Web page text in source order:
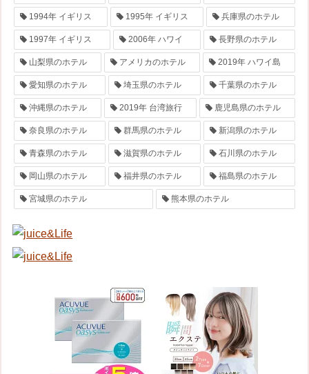
1994年 イギリス 1995年 イギリス 兵庫県のホテル
1997年 イギリス 2006年 ハワイ 長野県のホテル
山梨県のホテル アメリカのホテル 2019年 ハワイ島
愛知県のホテル 埼玉県のホテル 千葉県のホテル
沖縄県のホテル 2019年 台湾旅行 鹿児島県のホテル
奈良県のホテル 群馬県のホテル 新潟県のホテル
青森県のホテル 滋賀県のホテル 石川県のホテル
岡山県のホテル 福井県のホテル 福島県のホテル
宮城県のホテル 熊本県のホテル